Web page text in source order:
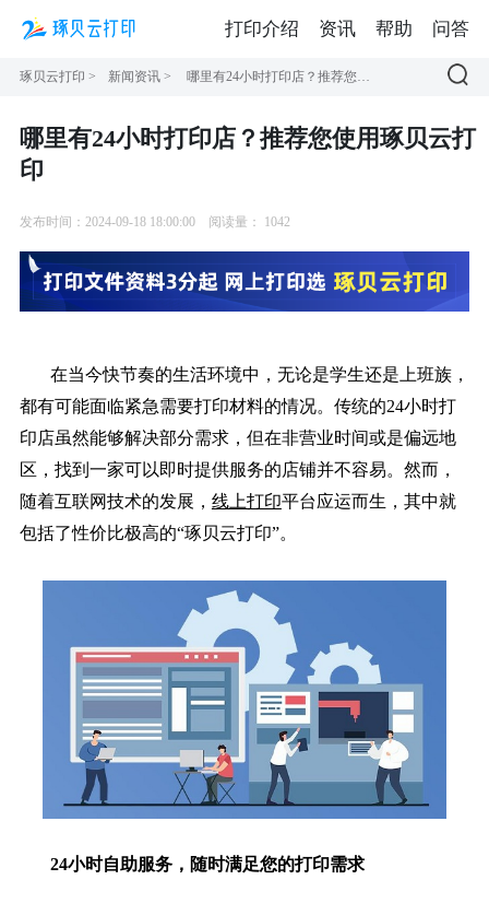
琢贝云打印 > 新闻资讯 > 哪里有24小时打印店？推荐您使用琢贝云打印
哪里有24小时打印店？推荐您使用琢贝云打
印
发布时间：2024-09-18 18:00:00 阅读量： 1042
在当今快节奏的生活环境中，无论是学生还是上班族，
都有可能面临紧急需要打印材料的情况。传统的24小时打
印店虽然能够解决部分需求，但在非营业时间或是偏远地
区，找到一家可以即时提供服务的店铺并不容易。然而，
随着互联网技术的发展， 线上打印平台应运而生，其中就
包括了性价比极高的“琢贝云打印”。
24小时自助服务，随时满足您的打印需求
打印介绍 资讯 帮助 问答